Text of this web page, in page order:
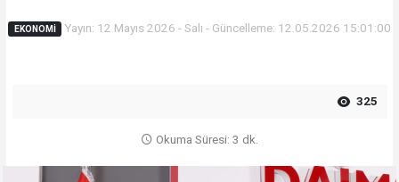
EKONOMI Yayın: 12 Mayıs 2026 - Salı - Güncelleme: 12.05.2026 15:01:00
325
Okuma Süresi: 3 dk.